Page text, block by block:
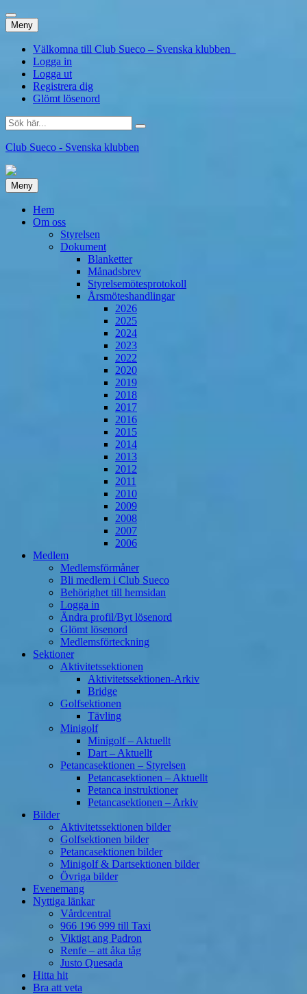
Meny Hoppa
till
innehåll
Välkomna till Club Sueco – Svenska klubben
Logga in
Logga ut
Registrera dig
Glömt lösenord
Sök
efter:
Club Sueco - Svenska klubben
Meny Hoppa
till
innehåll
Hem
Om oss
Styrelsen
Dokument
Blanketter
Månadsbrev
Styrelsemötesprotokoll
Årsmöteshandlingar
2026
2025
2024
2023
2022
2020
2019
2018
2017
2016
2015
2014
2013
2012
2011
2010
2009
2008
2007
2006
Medlem
Medlemsförmåner
Bli medlem i Club Sueco
Behörighet till hemsidan
Logga in
Ändra profil/Byt lösenord
Glömt lösenord
Medlemsförteckning
Sektioner
Aktivitetssektionen
Aktivitetssektionen-Arkiv
Bridge
Golfsektionen
Tävling
Minigolf
Minigolf – Aktuellt
Dart – Aktuellt
Petancasektionen – Styrelsen
Petancasektionen – Aktuellt
Petanca instruktioner
Petancasektionen – Arkiv
Bilder
Aktivitetssektionen bilder
Golfsektionen bilder
Petancasektionen bilder
Minigolf & Dartsektionen bilder
Övriga bilder
Evenemang
Nyttiga länkar
Vårdcentral
966 196 999 till Taxi
Viktigt ang Padron
Renfe – att åka tåg
Justo Quesada
Hitta hit
Bra att veta